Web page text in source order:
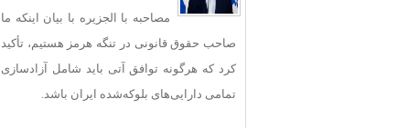
مصاحبه با الجزیره با بیان اینکه ما
صاحب حقوق قانونی در تنگه هرمز هستیم، تأکید
کرد که هرگونه توافق آتی باید شامل آزادسازی
تمامی دارایی‌های بلوکه‌شده ایران باشد.